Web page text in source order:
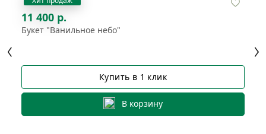
11 400 р.
Букет "Ванильное небо"
Купить в 1 клик
В корзину